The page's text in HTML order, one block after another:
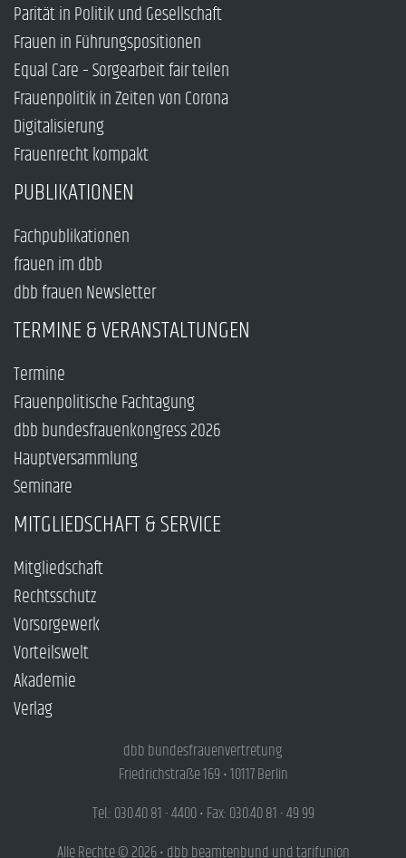
Parität in Politik und Gesellschaft
Frauen in Führungspositionen
Equal Care – Sorgearbeit fair teilen
Frauenpolitik in Zeiten von Corona
Digitalisierung
Frauenrecht kompakt
PUBLIKATIONEN
Fachpublikationen
frauen im dbb
dbb frauen Newsletter
TERMINE & VERANSTALTUNGEN
Termine
Frauenpolitische Fachtagung
dbb bundesfrauenkongress 2026
Hauptversammlung
Seminare
MITGLIEDSCHAFT & SERVICE
Mitgliedschaft
Rechtsschutz
Vorsorgewerk
Vorteilswelt
Akademie
Verlag
dbb bundesfrauenvertretung
Friedrichstraße 169 • 10117 Berlin
Tel.: 030.40 81 - 4400 • Fax: 030.40 81 - 49 99
Alle Rechte © 2026 • dbb beamtenbund und tarifunion